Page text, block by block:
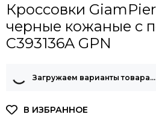
Кроссовки
черные кожаные с
C393136A GPN
Загружаем варианты товара…